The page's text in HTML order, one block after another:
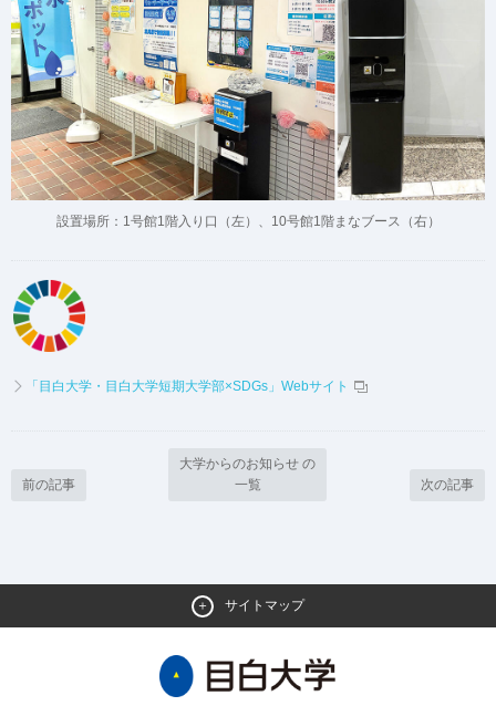
設置場所：1号館1階入り口（左）、10号館1階まなブース（右）
「目白大学・目白大学短期大学部×SDGs」Webサイト
前の記事
大学からのお知らせ の
一覧
次の記事
サイトマップ